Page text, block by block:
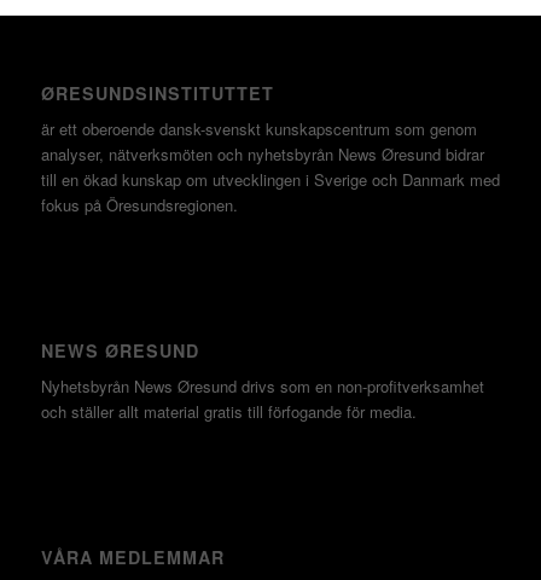
ØRESUNDSINSTITUTTET
är ett oberoende dansk-svenskt kunskapscentrum som genom
analyser, nätverksmöten och nyhetsbyrån News Øresund bidrar
till en ökad kunskap om utvecklingen i Sverige och Danmark med
fokus på Öresundsregionen.
NEWS ØRESUND
Nyhetsbyrån News Øresund drivs som en non-profitverksamhet
och ställer allt material gratis till förfogande för media.
VÅRA MEDLEMMAR